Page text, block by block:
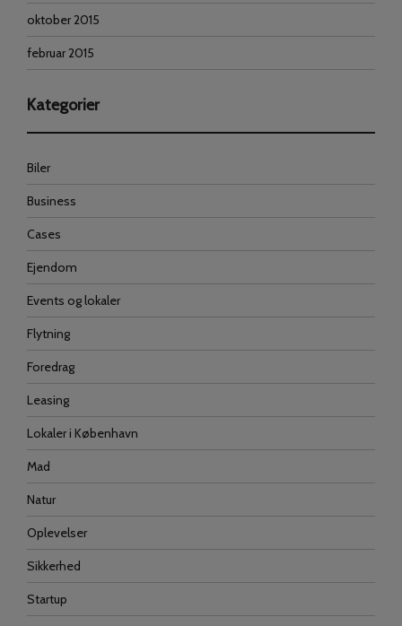
oktober 2015
februar 2015
Kategorier
Biler
Business
Cases
Ejendom
Events og lokaler
Flytning
Foredrag
Leasing
Lokaler i København
Mad
Natur
Oplevelser
Sikkerhed
Startup